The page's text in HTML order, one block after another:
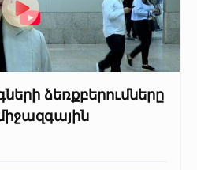
ձեռքբերումները